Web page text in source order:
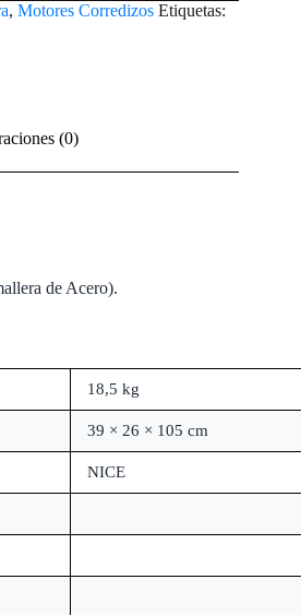
, Motores Corredizos Etiquetas:
(0)
de Acero).
18,5 kg
39 × 26 × 105 cm
NICE